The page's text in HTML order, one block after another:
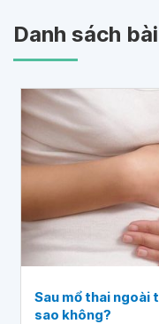
Danh sách
Sau mổ thai ngoài
sao không?